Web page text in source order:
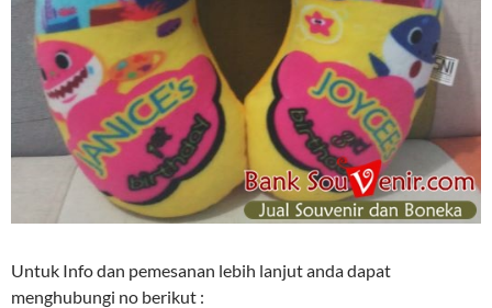
Untuk Info dan pemesanan lebih lanjut anda dapat
menghubungi no berikut :